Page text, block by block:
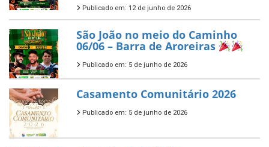
Publicado em: 12 de junho de 2026
São João no meio do Caminho
06/06 – Barra de Aroreiras
Publicado em: 5 de junho de 2026
Casamento Comunitário 2026
Publicado em: 5 de junho de 2026